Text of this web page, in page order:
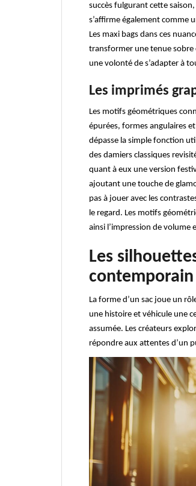
succès fulgurant cette
s’affirme également comme
Les maxi bags dans ces
transformer une tenue sobre
une volonté de s’adapter à
Les imprimés
Les motifs géométriques
épurées, formes angulaires
dépasse la simple fonction
des damiers classiques
quant à eux une version
ajoutant une touche de
pas à jouer avec les
le regard. Les motifs
ainsi l’impression de volume
Les
contemporain
La forme d’un sac joue un
une histoire et véhicule une
assumée. Les créateurs
répondre aux attentes d’un